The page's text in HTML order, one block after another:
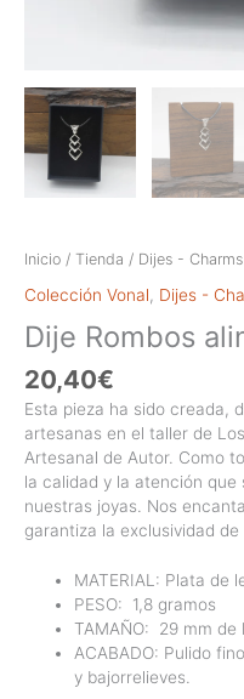
Inicio / Tienda / Dijes - Charms
Colección Vonal Dijes -
Dije Rombos
20,40€
Esta pieza ha sido creada,
artesanas en el taller de
Artesanal de Autor. Como
la calidad y la atención
nuestras joyas. Nos
garantiza la exclusividad
MATERIAL: Plata de
PESO: 1,8 gramos
TAMAÑO: 29 mm de
ACABADO: Pulido
y bajorrelieves.